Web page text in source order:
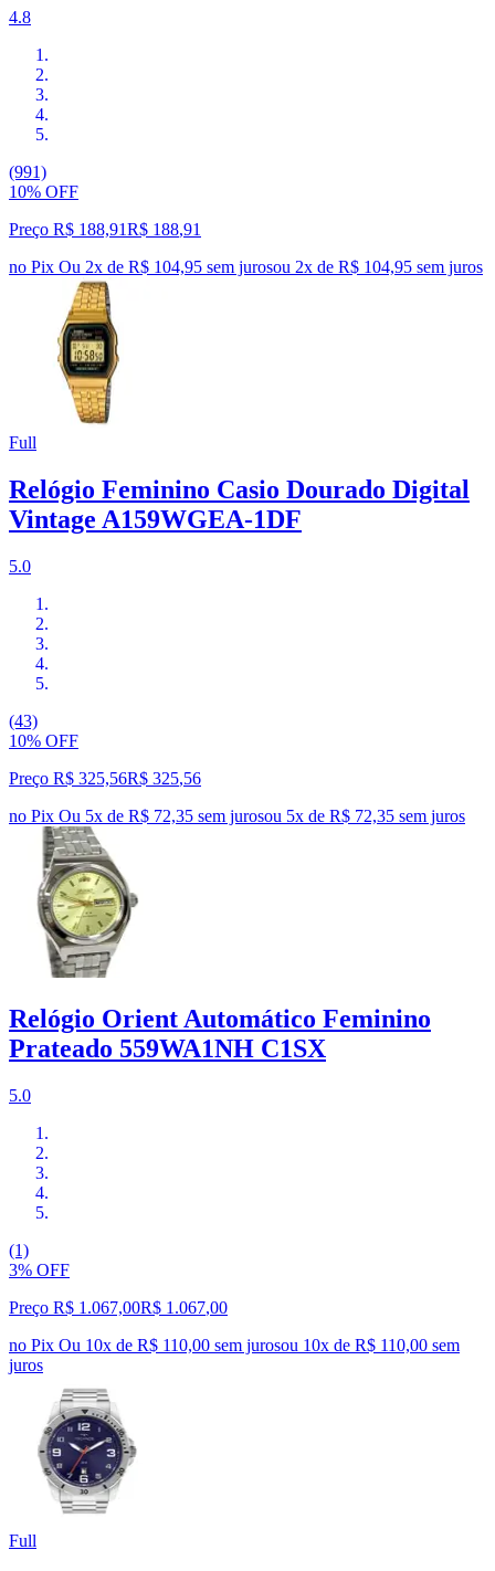
4.8
(991)
10% OFF
Preço R$ 188,91R$ 188,91
no Pix Ou 2x de R$ 104,95 sem jurosou 2x de R$ 104,95 sem juros
Full
Relógio Feminino Casio Dourado Digital
Vintage A159WGEA-1DF
5.0
(43)
10% OFF
Preço R$ 325,56R$ 325,56
no Pix Ou 5x de R$ 72,35 sem jurosou 5x de R$ 72,35 sem juros
Relógio Orient Automático Feminino
Prateado 559WA1NH C1SX
5.0
(1)
3% OFF
Preço R$ 1.067,00R$ 1.067,00
no Pix Ou 10x de R$ 110,00 sem jurosou 10x de R$ 110,00 sem
juros
Full